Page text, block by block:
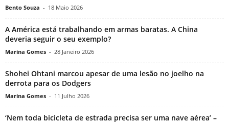
Bento Souza - 18 Maio 2026
A América está trabalhando em armas baratas. A China
deveria seguir o seu exemplo?
Marina Gomes - 28 Janeiro 2026
Shohei Ohtani marcou apesar de uma lesão no joelho na
derrota para os Dodgers
Marina Gomes - 11 Julho 2026
‘Nem toda bicicleta de estrada precisa ser uma nave aérea’ –